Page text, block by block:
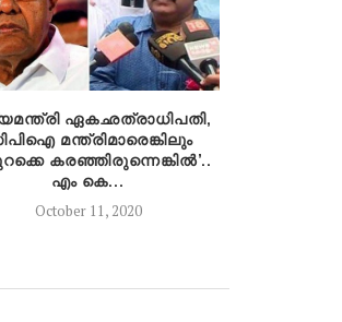
ഏകഛത്രാധിപതി,
മന്ത്രിമാരെങ്കിലും
കരഞ്ഞിരുന്നെങ്കിൽ’..
എം കെ...
October 11, 2020